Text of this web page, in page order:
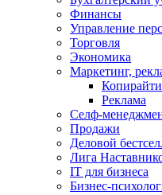
Финансы
Управление
Торговля
Экономика
Маркетинг,
Реклама
Селф-
Продажи
Деловой
Лига
IT для бизнеса
Бизнес-